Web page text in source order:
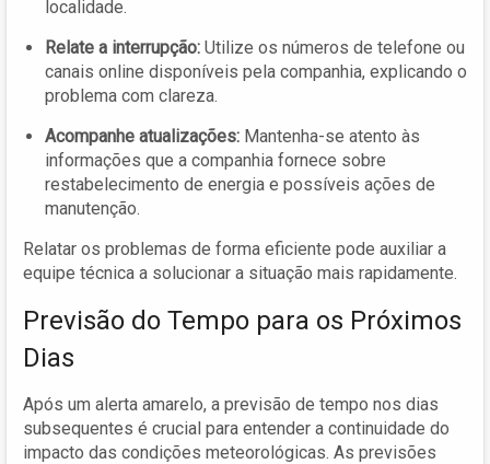
localidade.
Relate a interrupção: Utilize os números de telefone ou
canais online disponíveis pela companhia, explicando o
problema com clareza.
Acompanhe atualizações: Mantenha-se atento às
informações que a companhia fornece sobre
restabelecimento de energia e possíveis ações de
manutenção.
Relatar os problemas de forma eficiente pode auxiliar a
equipe técnica a solucionar a situação mais rapidamente.
Previsão do Tempo para os Próximos
Dias
Após um alerta amarelo, a previsão de tempo nos dias
subsequentes é crucial para entender a continuidade do
impacto das condições meteorológicas. As previsões